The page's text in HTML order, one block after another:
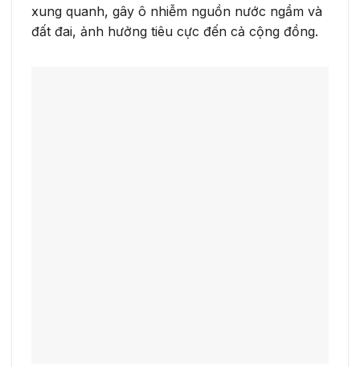
xung quanh, gây ô nhiễm nguồn nước ngầm và
đất đai, ảnh hưởng tiêu cực đến cả cộng đồng.